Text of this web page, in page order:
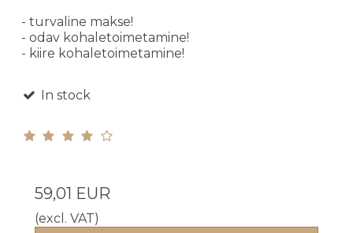
- turvaline makse!
- odav kohaletoimetamine!
- kiire kohaletoimetamine!
In stock
59,01 EUR
(excl. VAT)